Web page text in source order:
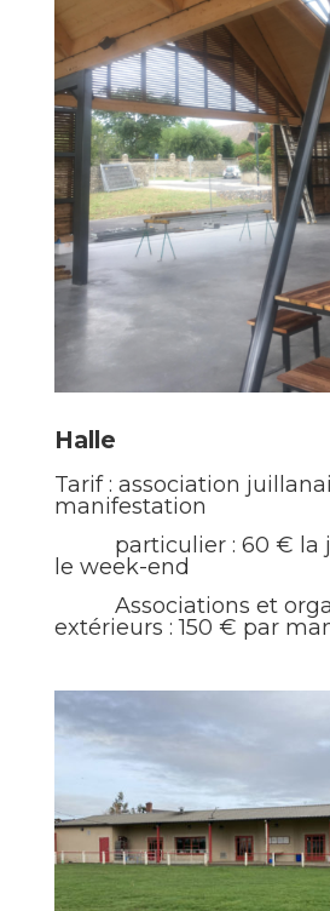
Halle
Tarif : association
manifestation
particulier : 60 € la
le week-end
Associations et
extérieurs : 150 € par